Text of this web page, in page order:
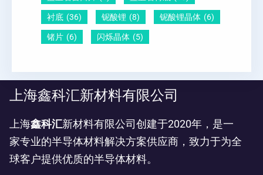
衬底 (36) 铌酸锂 (8) 铌酸锂晶体 (6)
锗片 (6) 闪烁晶体 (5)
上海鑫科汇新材料有限公司
上海鑫科汇新材料有限公司创建于2020年，是一
家专业的半导体材料解决方案供应商，致力于为全
球客户提供优质的半导体材料。